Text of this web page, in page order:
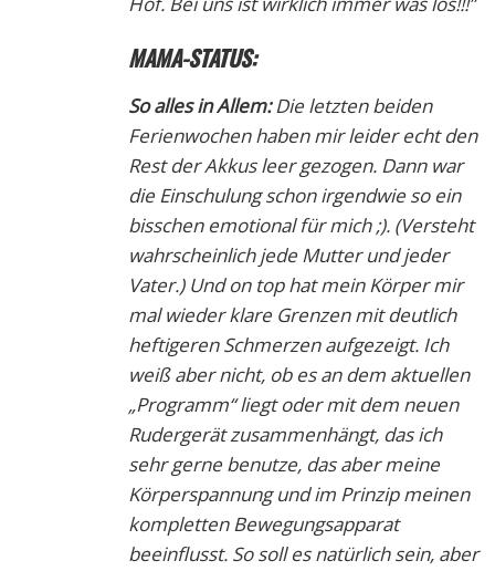
MAMA-STATUS:
So alles in Allem:Die letzten beiden
Ferienwochen haben mir leider echt den
Rest der Akkus leer gezogen. Dann war
die Einschulung schon irgendwie so ein
bisschen emotional für mich ;). (Versteht
wahrscheinlich jede Mutter und jeder
Vater.) Und on top hat mein Körper mir
mal wieder klare Grenzen mit deutlich
heftigeren Schmerzen aufgezeigt. Ich
weiß aber nicht, ob es an dem aktuellen
„Programm“ liegt oder mit dem neuen
Rudergerät zusammenhängt, das ich
sehr gerne benutze, das aber meine
Körperspannung und im Prinzip meinen
kompletten Bewegungsapparat
beeinflusst. So soll es natürlich sein, aber